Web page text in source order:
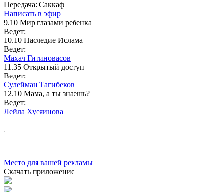
Передача: Саккаф
Написать в эфир
9.10 Мир глазами ребенка
Ведет:
10.10 Наследие Ислама
Ведет:
Махач Гитиновасов
11.35 Открытый доступ
Ведет:
Сулейман Тагибеков
12.10 Мама, а ты знаешь?
Ведет:
Лейла Хусяинова
Место для вашей рекламы
Скачать приложение